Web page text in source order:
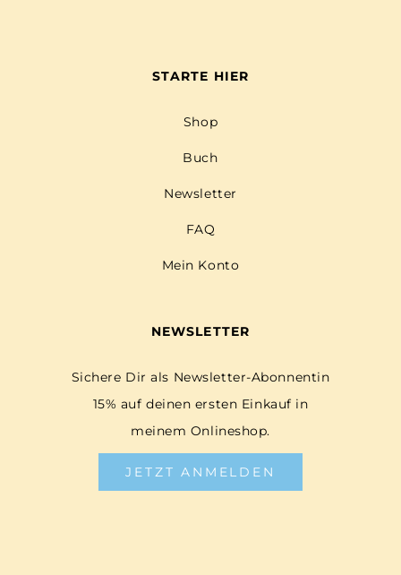
STARTE HIER
Shop
Buch
Newsletter
FAQ
Mein Konto
NEWSLETTER
Sichere Dir als Newsletter-Abonnentin
15% auf deinen ersten Einkauf in
meinem Onlineshop.
JETZT ANMELDEN